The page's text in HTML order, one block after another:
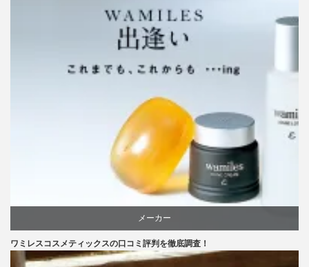
メーカー
ワミレスコスメティックスの口コミ評判を徹底調査！